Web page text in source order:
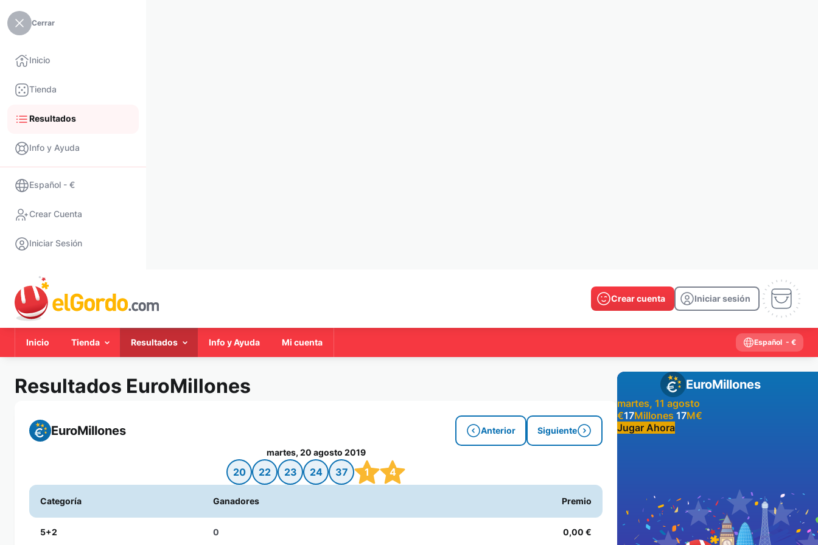
Cerrar
Inicio
Tienda
Resultados
Info y Ayuda
Español - €
Crear Cuenta
Iniciar Sesión
Crear cuenta Iniciar sesión
Inicio Tienda Resultados Info y Ayuda Mi cuenta Español - €
Resultados EuroMillones
EuroMillones Anterior Siguiente
martes, 20 agosto 2019
20 22 23 24 37 1 4
Categoría Ganadores Premio
5+2 0 0,00 €
EuroMillones
martes, 11 agosto
€17Millones 17M€
Jugar Ahora
2026 2024 2023 2022
2021
2020
2019 2018 2017 2016 2015
2014
2013 2012 2011 2010
2009
2008
2007 2006 2005 2004